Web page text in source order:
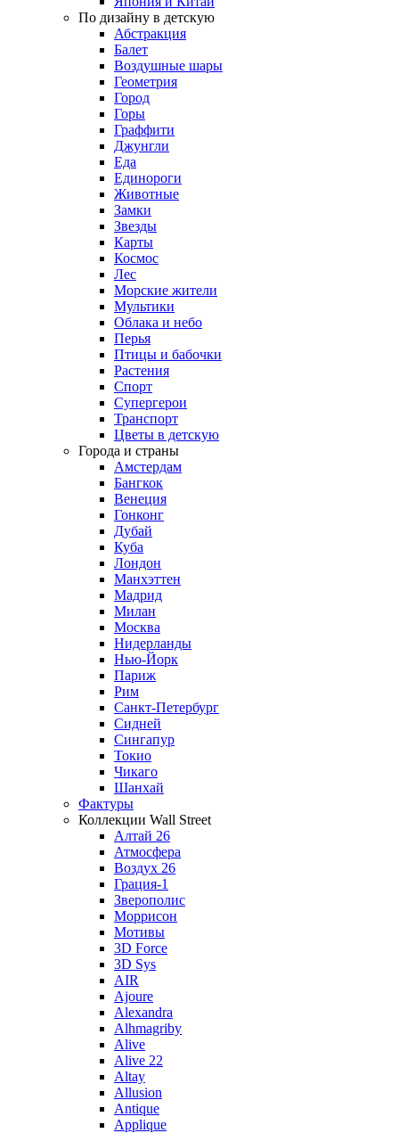
По дизайну в детскую
Абстракция
Балет
Воздушные шары
Геометрия
Город
Горы
Граффити
Джунгли
Еда
Единороги
Животные
Замки
Звезды
Карты
Космос
Лес
Морские жители
Мультики
Облака и небо
Перья
Птицы и бабочки
Растения
Спорт
Супергерои
Транспорт
Цветы в детскую
Города и страны
Амстердам
Бангкок
Венеция
Гонконг
Дубай
Куба
Лондон
Манхэттен
Мадрид
Милан
Москва
Нидерланды
Нью-Йорк
Париж
Рим
Санкт-Петербург
Сидней
Сингапур
Токио
Чикаго
Шанхай
Фактуры
Коллекции Wall Street
Алтай 26
Атмосфера
Воздух 26
Грация-1
Зверополис
Моррисон
Мотивы
3D Force
3D Sys
AIR
Ajoure
Alexandra
Alhmagriby
Alive
Alive 22
Altay
Allusion
Antique
Applique